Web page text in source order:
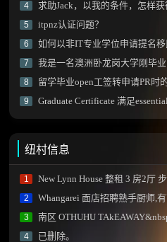
4 求助Jack，以我的条件，怎样获
5 itpnz认证问题？
6 如何以非IT专业学位申请提名移民职业
7 我是一名澳洲卧龙岗大学刚毕业的金融硕
8 留学毕业open工签转申请PR时
9 Graduate Certificate 满足
纽村信息
1 New Lynn House 整租 3 房2厅
2 Whangarei 面店招聘熟手厨师,
3 南区 OTHUHU
4 已删除。